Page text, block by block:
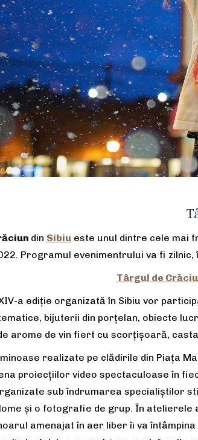
din Sibiu este unul dintre cele mai
Programul evenimentrului va fi
Târgul de
a ediție organizată în Sibiu vor
bijuterii din porțelan, obiecte
arome de vin fiert cu scorțișoară,
realizate pe clădirile din Piața
proiecțiilor video spectaculoase în
sub îndrumarea specialiștilor
și o fotografie de grup. În
amenajat în aer liber îi va